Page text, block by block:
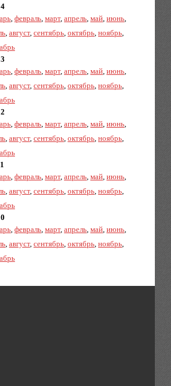
,февраль,март,апрель,май,июнь,
,август,сентябрь,октябрь,ноябрь,
,февраль,март,апрель,май,июнь,
,август,сентябрь,октябрь,ноябрь,
,февраль,март,апрель,май,июнь,
,август,сентябрь,октябрь,ноябрь,
,февраль,март,апрель,май,июнь,
,август,сентябрь,октябрь,ноябрь,
,февраль,март,апрель,май,июнь,
,август,сентябрь,октябрь,ноябрь,